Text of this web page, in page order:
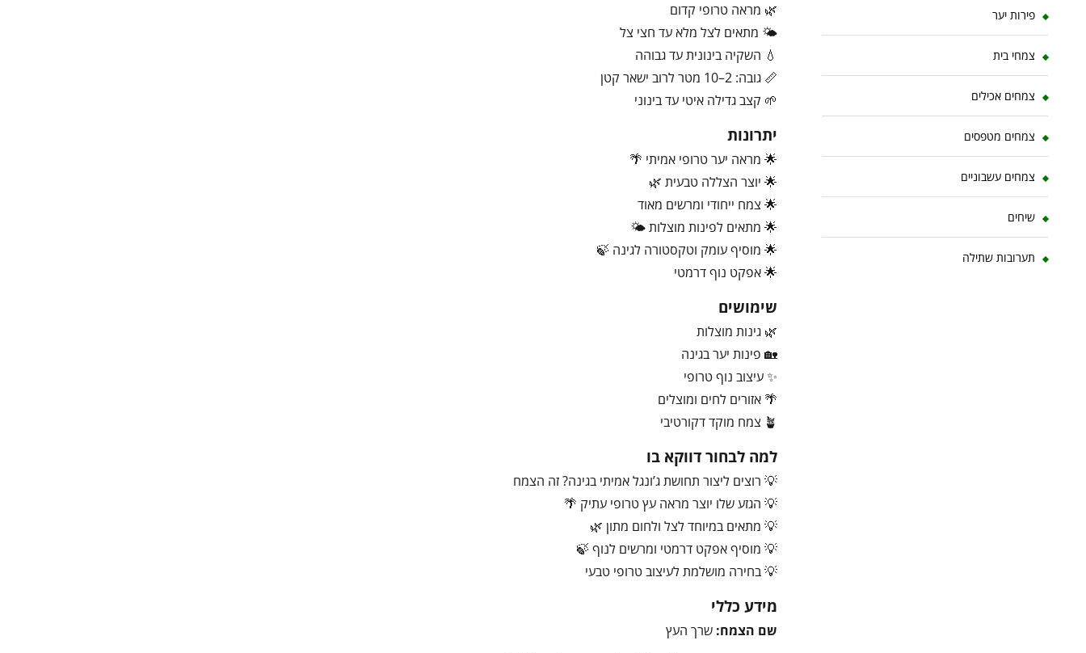
🌿 מראה טרופי קדום
🌤️ מתאים לצל מלא עד חצי צל
💧 השקיה בינונית עד גבוהה
📏 גובה: 2–10 מטר לרוב ישאר קטן
🌱 קצב גדילה איטי עד בינוני
יתרונות
🌟 מראה יער טרופי אמיתי 🌴
🌟 יוצר הצללה טבעית 🌿
🌟 צמח ייחודי ומרשים מאוד
🌟 מתאים לפינות מוצלות 🌤️
🌟 מוסיף עומק וטקסטורה לגינה 🍃
🌟 אפקט נוף דרמטי
שימושים
🌿 גינות מוצלות
🏡 פינות יער בגינה
✨ עיצוב נוף טרופי
🌴 אזורים לחים ומוצלים
🪴 צמח מוקד דקורטיבי
למה לבחור דווקא בו
💡 רוצים ליצור תחושת ג’ונגל אמיתי בגינה? זה הצמח
💡 הגזע שלו יוצר מראה עץ טרופי עתיק 🌴
💡 מתאים במיוחד לצל ולחום מתון 🌿
💡 מוסיף אפקט דרמטי ומרשים לנוף 🍃
💡 בחירה מושלמת לעיצוב טרופי טבעי
מידע כללי
שם הצמח: שרך העץ
פירות יער
צמחי בית
צמחים אכילים
צמחים מטפסים
צמחים עשבוניים
שיחים
תערובות שתילה